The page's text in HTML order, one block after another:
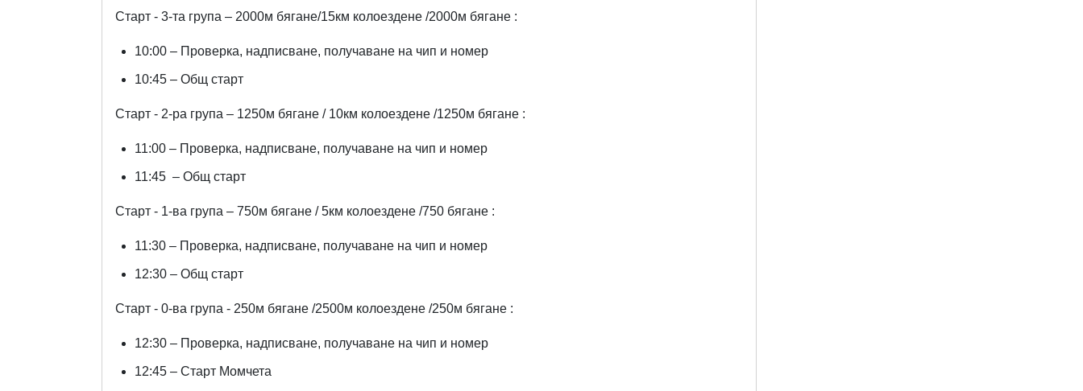
Старт - 3-та група – 2000м бягане/15км колоездене /2000м бягане :
10:00 – Проверка, надписване, получаване на чип и номер
10:45 – Общ старт
Старт - 2-ра група – 1250м бягане / 10км колоездене /1250м бягане :
11:00 – Проверка, надписване, получаване на чип и номер
11:45 – Общ старт
Старт - 1-ва група – 750м бягане / 5км колоездене /750 бягане :
11:30 – Проверка, надписване, получаване на чип и номер
12:30 – Общ старт
Старт - 0-ва група - 250м бягане /2500м колоездене /250м бягане :
12:30 – Проверка, надписване, получаване на чип и номер
12:45 – Старт Момчета